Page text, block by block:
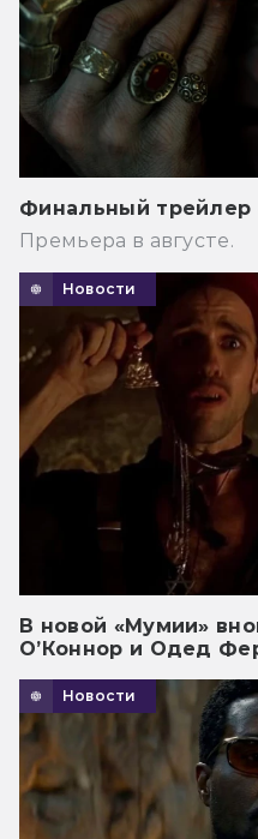
Финальный трейлер
Премьера в августе.
Новости
В новой «Мумии»
О’Коннор и Одед
Новости